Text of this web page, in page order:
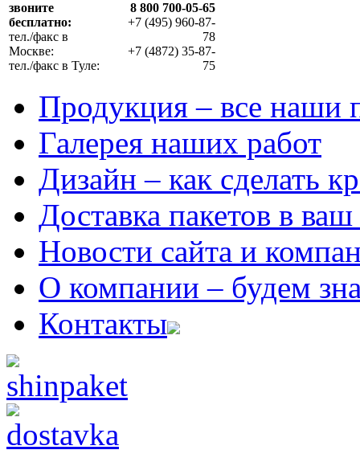
звоните
бесплатно:
тел./факс в
Москве:
тел./факс в Туле:
8 800 700-05-65
+7 (495) 960-87-
78
+7 (4872) 35-87-
75
Продукция– все наши
Галерея наших работ
Дизайн– как сделать
Доставка пакетов в
Новости сайта и
О компании– будем
Контакты